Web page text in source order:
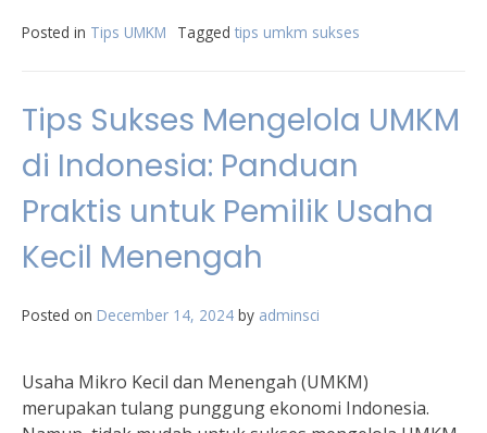
Posted in Tips UMKM Tagged tips umkm sukses
Tips Sukses Mengelola UMKM
di Indonesia: Panduan
Praktis untuk Pemilik Usaha
Kecil Menengah
Posted on December 14, 2024 by adminsci
Usaha Mikro Kecil dan Menengah (UMKM)
merupakan tulang punggung ekonomi Indonesia.